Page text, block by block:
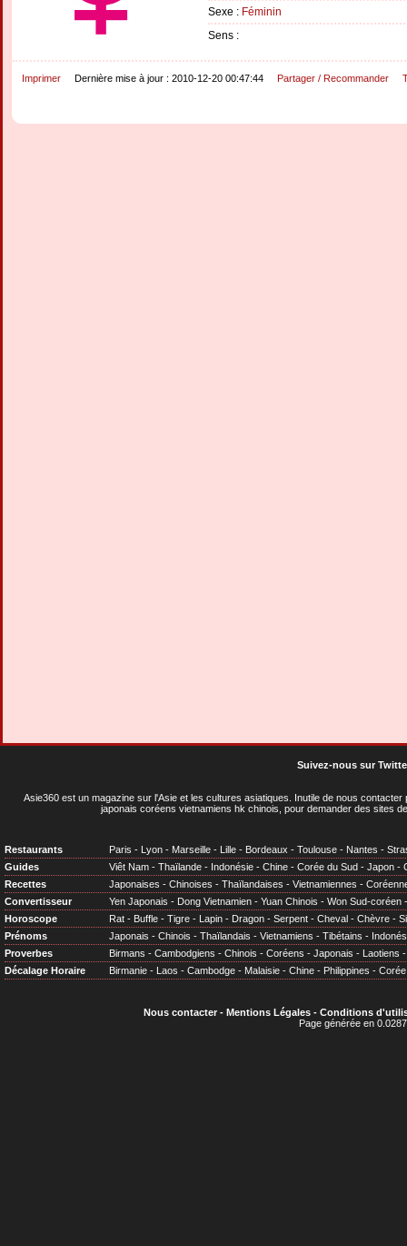
Sexe : Féminin
Sens :
Imprimer Dernière mise à jour : 2010-12-20 00:47:44 Partager / Recommander
Suivez-nous sur
Asie360 est un magazine sur l'Asie et les cultures asiatiques . Inutile de nous
japonais coréens vietnamiens hk chinois, pour demander des sites
Restaurants Paris - Lyon - Marseille - Lille - Bordeaux - Toulouse - Nantes -
Guides
Viêt Nam - Thaïlande - Indonésie - Chine - Corée du Sud - Japon -
Recettes
Japonaises - Chinoises - Thaïlandaises - Vietnamiennes -
Convertisseur
Yen Japonais - Dong Vietnamien - Yuan Chinois - Won Sud-coréen
Horoscope
Rat - Buffle - Tigre - Lapin - Dragon - Serpent - Cheval - Chèvre -
Prénoms
Japonais - Chinois - Thaïlandais - Vietnamiens - Tibétains -
Proverbes
Birmans - Cambodgiens - Chinois - Coréens - Japonais - Laotiens
Décalage Horaire
Birmanie - Laos - Cambodge - Malaisie - Chine - Philippines - Corée
Nous contacter- Mentions Légales- Conditions
Page générée en